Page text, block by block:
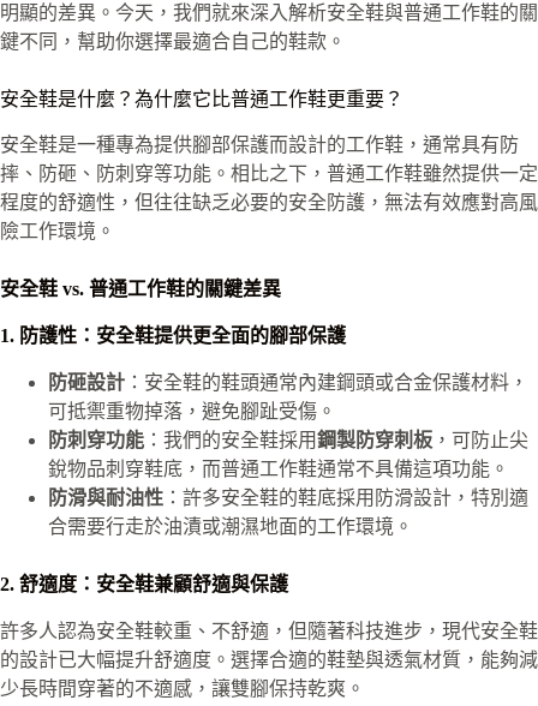
明顯的差異。今天，我們就來深入解析安全鞋與普通工作鞋的關
鍵不同，幫助你選擇最適合自己的鞋款。
安全鞋是什麼？為什麼它比普通工作鞋更重要？
安全鞋是一種專為提供腳部保護而設計的工作鞋，通常具有防
摔、防砸、防刺穿等功能。相比之下，普通工作鞋雖然提供一定
程度的舒適性，但往往缺乏必要的安全防護，無法有效應對高風
險工作環境。
安全鞋 vs. 普通工作鞋的關鍵差異
1. 防護性：安全鞋提供更全面的腳部保護
防砸設計 ：安全鞋的鞋頭通常內建鋼頭或合金保護材料，
可抵禦重物掉落，避免腳趾受傷。
防刺穿功能 ：我們的安全鞋採用鋼製防穿刺板 ，可防止尖
銳物品刺穿鞋底，而普通工作鞋通常不具備這項功能。
防滑與耐油性 ：許多安全鞋的鞋底採用防滑設計，特別適
合需要行走於油漬或潮濕地面的工作環境。
2. 舒適度：安全鞋兼顧舒適與保護
許多人認為安全鞋較重、不舒適，但隨著科技進步，現代安全鞋
的設計已大幅提升舒適度。選擇合適的鞋墊與透氣材質，能夠減
少長時間穿著的不適感，讓雙腳保持乾爽。